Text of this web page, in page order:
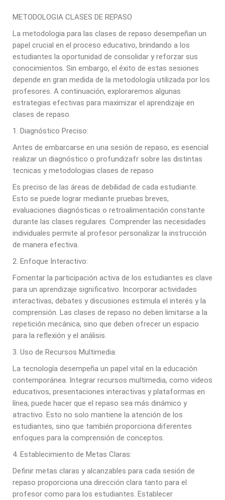
METODOLOGIA CLASES DE REPASO
La metodologia para las clases de repaso desempeñan un
papel crucial en el proceso educativo, brindando a los
estudiantes la oportunidad de consolidar y reforzar sus
conocimientos. Sin embargo, el éxito de estas sesiones
depende en gran medida de la metodología utilizada por los
profesores. A continuación, exploraremos algunas
estrategias efectivas para maximizar el aprendizaje en
clases de repaso.
1. Diagnóstico Preciso:
Antes de embarcarse en una sesión de repaso, es esencial
realizar un diagnóstico o profundizafr sobre las distintas
tecnicas y metodologias clases de repaso
Es preciso de las áreas de debilidad de cada estudiante.
Esto se puede lograr mediante pruebas breves,
evaluaciones diagnósticas o retroalimentación constante
durante las clases regulares. Comprender las necesidades
individuales permite al profesor personalizar la instrucción
de manera efectiva.
2. Enfoque Interactivo:
Fomentar la participación activa de los estudiantes es clave
para un aprendizaje significativo. Incorporar actividades
interactivas, debates y discusiones estimula el interés y la
comprensión. Las clases de repaso no deben limitarse a la
repetición mecánica, sino que deben ofrecer un espacio
para la reflexión y el análisis.
3. Uso de Recursos Multimedia:
La tecnología desempeña un papel vital en la educación
contemporánea. Integrar recursos multimedia, como videos
educativos, presentaciones interactivas y plataformas en
línea, puede hacer que el repaso sea más dinámico y
atractivo. Esto no solo mantiene la atención de los
estudiantes, sino que también proporciona diferentes
enfoques para la comprensión de conceptos.
4. Establecimiento de Metas Claras:
Definir metas claras y alcanzables para cada sesión de
repaso proporciona una dirección clara tanto para el
profesor como para los estudiantes. Establecer